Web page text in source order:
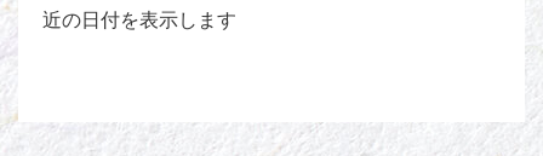
近の日付を表示します